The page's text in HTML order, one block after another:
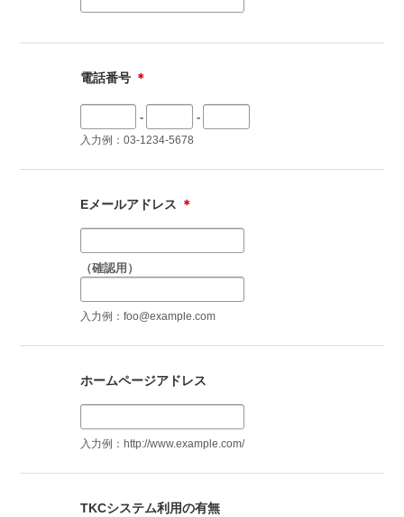
電話番号 ＊
- -
入力例：03-1234-5678
Eメールアドレス ＊
（確認用）
入力例：foo@example.com
ホームページアドレス
入力例：http://www.example.com/
TKCシステム利用の有無